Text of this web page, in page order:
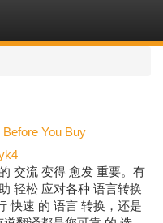
Before You Buy
交流 变得 愈发 重要。有
轻松 应对各种 语言转换
快速 的 语言 转换，还是